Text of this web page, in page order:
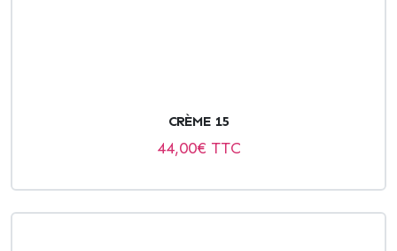
CRÈME 15
44,00€ TTC